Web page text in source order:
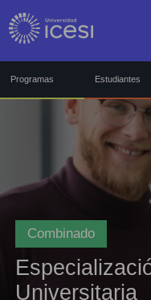
Programas Estudiantes
Combinado
Universitaria